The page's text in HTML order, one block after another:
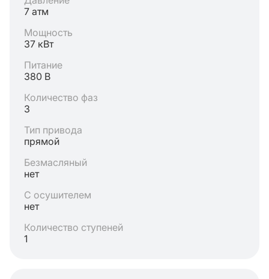
7 атм
Мощность
37 кВт
Питание
380 В
Количество фаз
3
Тип привода
прямой
Безмасляный
нет
С осушителем
нет
Количество ступеней
1